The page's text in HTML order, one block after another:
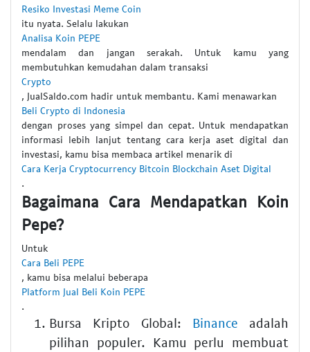
Resiko Investasi Meme Coin
itu nyata. Selalu lakukan
Analisa Koin PEPE
mendalam dan jangan serakah. Untuk kamu yang
membutuhkan kemudahan dalam transaksi
Crypto
, JualSaldo.com hadir untuk membantu. Kami menawarkan
Beli Crypto di Indonesia
dengan proses yang simpel dan cepat. Untuk mendapatkan
informasi lebih lanjut tentang cara kerja aset digital dan
investasi, kamu bisa membaca artikel menarik di
Cara Kerja Cryptocurrency Bitcoin Blockchain Aset Digital
.
Bagaimana Cara Mendapatkan Koin
Pepe?
Untuk
Cara Beli PEPE
, kamu bisa melalui beberapa
Platform Jual Beli Koin PEPE
.
Bursa Kripto Global: Binance adalah
pilihan populer. Kamu perlu membuat